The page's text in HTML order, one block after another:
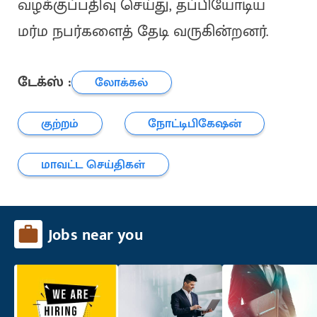
வழக்குப்பதிவு செய்து, தப்பியோடிய
மர்ம நபர்களைத் தேடி வருகின்றனர்.
டேக்ஸ் :
லோக்கல்
குற்றம்
நோட்டிபிகேஷன்
மாவட்ட செய்திகள்
Jobs near you